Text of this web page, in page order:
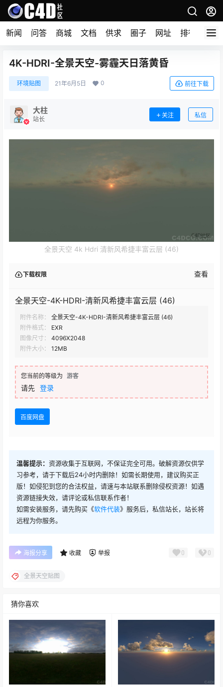
新闻 问答 商城 文档 供求 圈子 网址 排行榜
4K-HDRI-全景天空-雾霾天日落黄昏
环境贴图 21年6月5日 0 前往下载
大柱
站长
关注 私信
全景天空 4k Hdri 清新风希捷丰富云层 (46)
下载权限 查看
全景天空-4K-HDRI-清新风希捷丰富云层 (46)
附件名称：
全景天空-4K-HDRI-清新风希捷丰富云层 (46)
附件格式：
EXR
图像尺寸：
4096X2048
附件大小：
12MB
您当前的等级为 游客
请先 登录
百度网盘
温馨提示： 资源收集于互联网，不保证完全可用。破解资源仅供学
习参考，请于下载后24小时内删除！如需长期使用，建议购买正
版！如侵犯到您的合法权益，请速与本站联系删除侵权资源！如遇
资源链接失效，请评论或私信联系作者！
如需安装服务，请先购买《软件代装》服务后，私信站长，站长将
远程为你服务。
海报分享 收藏 举报 0 0
全景天空贴图
猜你喜欢